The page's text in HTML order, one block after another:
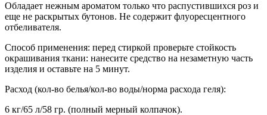
Обладает нежным ароматом только что распустившихся роз и
еще не раскрытых бутонов. Не содержит флуоресцентного
отбеливателя.
Способ применения: перед стиркой проверьте стойкость
окрашивания ткани: нанесите средство на незаметную часть
изделия и оставьте на 5 минут.
Расход (кол-во белья/кол-во воды/норма расхода геля):
6 кг/65 л/58 гр. (полный мерный колпачок).